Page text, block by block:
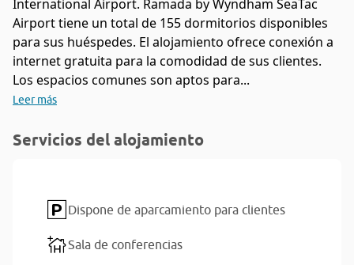
International Airport. Ramada by Wyndham SeaTac
Airport tiene un total de 155 dormitorios disponibles
para sus huéspedes. El alojamiento ofrece conexión a
internet gratuita para la comodidad de sus clientes.
Los espacios comunes son aptos para...
Leer más
Servicios del alojamiento
Dispone de aparcamiento para clientes
Sala de conferencias